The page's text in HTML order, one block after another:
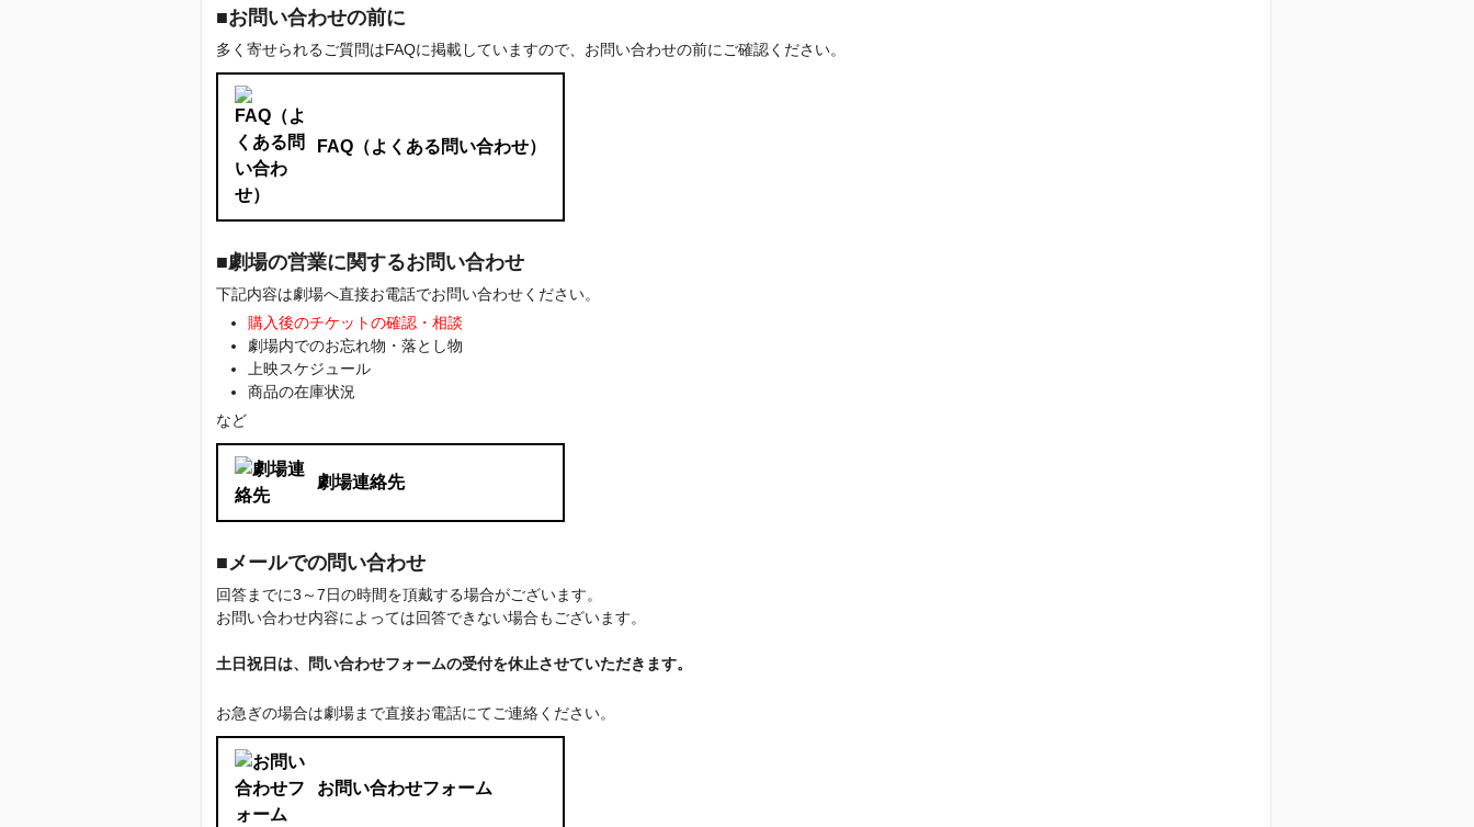
■お問い合わせの前に
多く寄せられるご質問はFAQに掲載していますので、お問い合わせの前にご確認ください。
FAQ（よくある問い合わせ）
■劇場の営業に関するお問い合わせ
下記内容は劇場へ直接お電話でお問い合わせください。
購入後のチケットの確認・相談
劇場内でのお忘れ物・落とし物
上映スケジュール
商品の在庫状況
など
劇場連絡先
■メールでの問い合わせ
回答までに3～7日の時間を頂戴する場合がございます。
お問い合わせ内容によっては回答できない場合もございます。
土日祝日は、問い合わせフォームの受付を休止させていただきます。
お急ぎの場合は劇場まで直接お電話にてご連絡ください。
お問い合わせフォーム